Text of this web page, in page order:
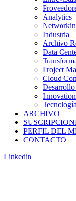
Analytics
Industria
Archivo
Data
Project
Cloud
Innovation
ARCHIVO
PERFIL DEL
CONTACTO
Linkedin